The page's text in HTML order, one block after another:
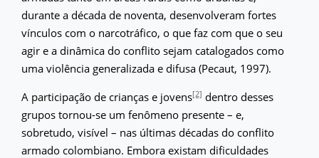
durante a década de noventa, desenvolveram fortes
vínculos com o narcotráfico, o que faz com que o seu
agir e a dinâmica do conflito sejam catalogados como
uma violência generalizada e difusa (Pecaut, 1997).
A participação de crianças e jovens[2] dentro desses
grupos tornou-se um fenômeno presente – e,
sobretudo, visível – nas últimas décadas do conflito
armado colombiano. Embora existam dificuldades